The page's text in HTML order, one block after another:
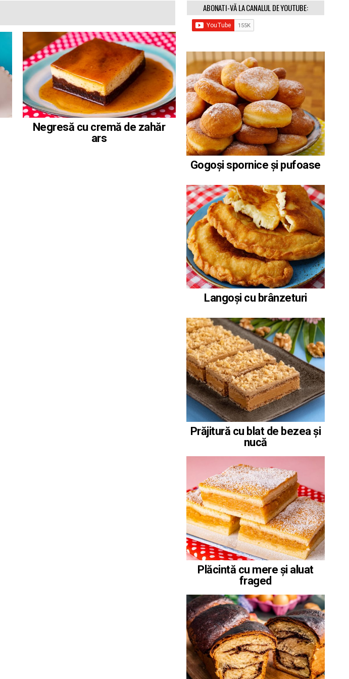
Negresă cu cremă de zahăr
ars
ABONATI-VĂ LA CANALUL DE YOUTUBE:
Gogoși spornice și pufoase
Langoși cu brânzeturi
Prăjitură cu blat de bezea și
nucă
Plăcintă cu mere și aluat
fraged